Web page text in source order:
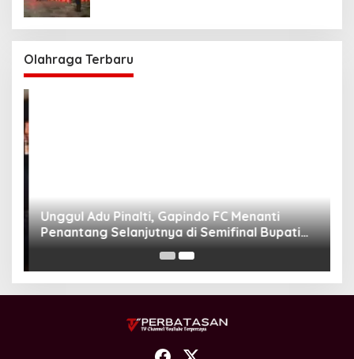
Olahraga Terbaru
Unggul Adu Pinalti, Gapindo FC Menanti
Penantang Selanjutnya di Semifinal Bupati
Cup 2024